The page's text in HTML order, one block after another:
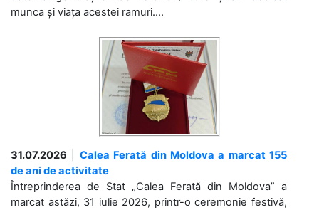
munca și viața acestei ramuri....
31.07.2026
Calea Ferată din Moldova a marcat 155
de ani de activitate
Întreprinderea de Stat „Calea Ferată din Moldova” a
marcat astăzi, 31 iulie 2026, printr-o ceremonie festivă,